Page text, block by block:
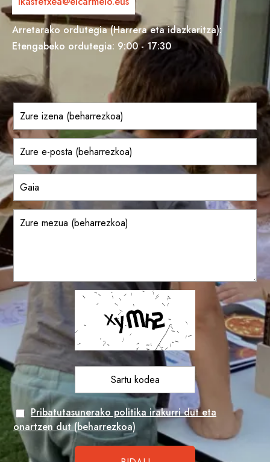
Arretarako ordutegia (Harrera eta idazkaritza):
Etengabeko ordutegia: 9:00 - 17:30
Pribatutasunerako politika irakurri dut eta
onartzen dut (beharrezkoa)